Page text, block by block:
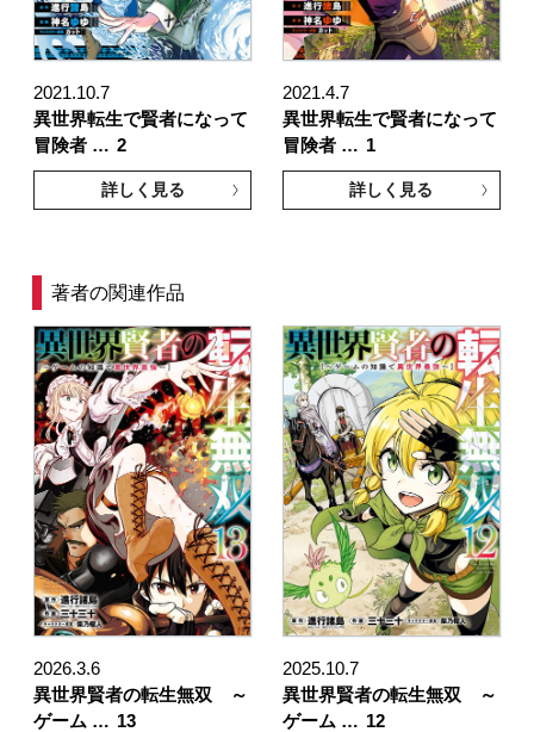
2021.10.7
異世界転生で賢者になって
冒険者 … 2
詳しく見る
2021.4.7
異世界転生で賢者になって
冒険者 … 1
詳しく見る
著者の関連作品
2026.3.6
異世界賢者の転生無双 ～
ゲーム … 13
2025.10.7
異世界賢者の転生無双 ～
ゲーム … 12